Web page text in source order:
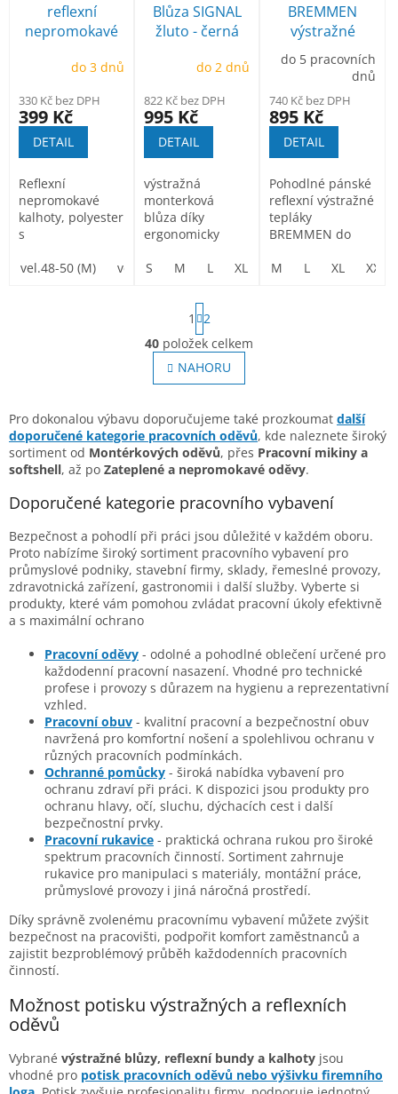
reflexní
nepromokavé
do 3 dnů
330 Kč bez DPH
399 Kč
DETAIL
Reflexní
nepromokavé
kalhoty, polyester
s
vrstvou
vel.48-50 (M) vel.52-54 (L) vel.56-58 (XL) vel.60-62 (XXL)
Blůza SIGNAL
žluto - černá
do 2 dnů
822 Kč bez DPH
995 Kč
DETAIL
výstražná
monterková
blůza díky
ergonomicky
štíhlému střihu
S M L XL XXL 3XL 4XL
BREMMEN
výstražné
kalhotové
tepláky
do 5 pracovních
dnů
740 Kč bez DPH
895 Kč
DETAIL
Pohodlné pánské
reflexní výstražné
tepláky
BREMMEN do
M
L XL XXL
O
v
l
d
a
c
í
r
k
y
v
ý
p
u
S
t
r
á
n
k
v
á
n
í
1
2
40 položek celkem
NAHORU
Pro dokonalou výbavu doporučujeme také prozkoumat další
doporučené kategorie pracovních oděvů, kde naleznete široký
sortiment od Montérkových oděvů, přes Pracovní mikiny a
softshell, až po Zateplené a nepromokavé oděvy.
Doporučené kategorie pracovního vybavení
Bezpečnost a pohodlí při práci jsou důležité v každém oboru.
Proto nabízíme široký sortiment pracovního vybavení pro
průmyslové podniky, stavební firmy, sklady, řemeslné provozy,
zdravotnická zařízení, gastronomii i další služby. Vyberte si
produkty, které vám pomohou zvládat pracovní úkoly efektivně
a s maximální ochrano
Pracovní oděvy - odolné a pohodlné oblečení určené pro
každodenní pracovní nasazení. Vhodné pro technické
profese i provozy s důrazem na hygienu a reprezentativní
vzhled.
Pracovní obuv - kvalitní pracovní a bezpečnostní obuv
navržená pro komfortní nošení a spolehlivou ochranu v
různých pracovních podmínkách.
Ochranné pomůcky - široká nabídka vybavení pro
ochranu zdraví při práci. K dispozici jsou produkty pro
ochranu hlavy, očí, sluchu, dýchacích cest i další
bezpečnostní prvky.
Pracovní rukavice - praktická ochrana rukou pro široké
spektrum pracovních činností. Sortiment zahrnuje
rukavice pro manipulaci s materiály, montážní práce,
průmyslové provozy i jiná náročná prostředí.
Díky správně zvolenému pracovnímu vybavení můžete zvýšit
bezpečnost na pracovišti, podpořit komfort zaměstnanců a
zajistit bezproblémový průběh každodenních pracovních
činností.
Možnost potisku výstražných a reflexních
oděvů
Vybrané výstražné blůzy, reflexní bundy a kalhoty jsou
vhodné pro potisk pracovních oděvů nebo výšivku firemního